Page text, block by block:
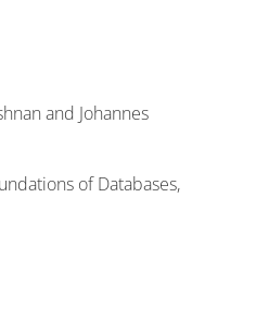
and Johannes
of Databases,